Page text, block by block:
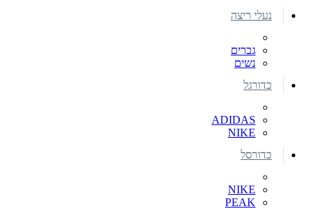
נעלי ריצה
גברים
נשים
כדורגל
ADIDAS
NIKE
כדורסל
NIKE
PEAK